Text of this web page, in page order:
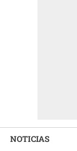
NOTICIAS